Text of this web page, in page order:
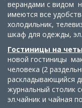
верандами с видом
имеются все
холодильник,
шкаф для одежды,
Гостиницы на
новой гостиницы
человека (2
раскладывающийся
журнальный столик
эл.чайник и чайная